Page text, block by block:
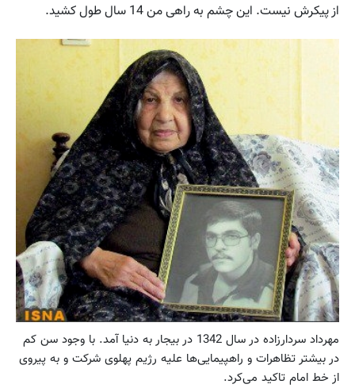
از پیکرش نیست. این چشم به راهی من 14 سال طول کشید.
مهرداد سردارزاده در سال 1342 در بیجار به دنیا آمد. با وجود سن کم
در بیشتر تظاهرات و راهپیمایی‌ها علیه رژیم پهلوی شرکت و به پیروی
از خط امام تاکید می‌کرد.